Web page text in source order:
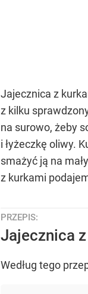
Jajecznica z
z kilku
na surowo, żeby
i łyżeczkę oliwy.
smażyć ją na
z kurkami
PRZEPIS:
Jajecznica
Według tego